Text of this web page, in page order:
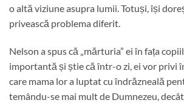
o altă viziune asupra lumii. Totuși, își
privească problema diferit.
Nelson a spus că „mărturia” ei în fața
importantă și știe că într-o zi, ei vor privi
care mama lor a luptat cu îndrăzneală
temându-se mai mult de Dumnezeu,